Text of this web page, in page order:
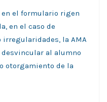
en el formulario rigen
en el caso de
la AMA
desvincular al alumno
otorgamiento de la